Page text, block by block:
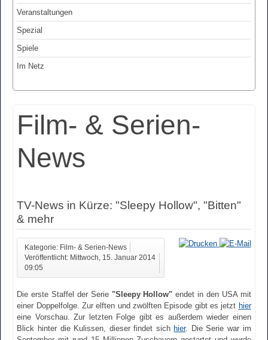
Veranstaltungen
Spezial
Spiele
Im Netz
Film- & Serien-
News
TV-News in Kürze: "Sleepy Hollow", "Bitten"
& mehr
Kategorie: Film- & Serien-News
Veröffentlicht: Mittwoch, 15. Januar 2014
09:05
Die erste Staffel der Serie "Sleepy Hollow" endet in den USA mit
einer Doppelfolge. Zur elften und zwölften Episode gibt es jetzt hier
eine Vorschau. Zur letzten Folge gibt es außerdem wieder einen
Blick hinter die Kulissen, dieser findet sich hier. Die Serie war im